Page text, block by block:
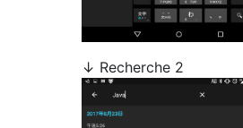
↓ Recherche 2